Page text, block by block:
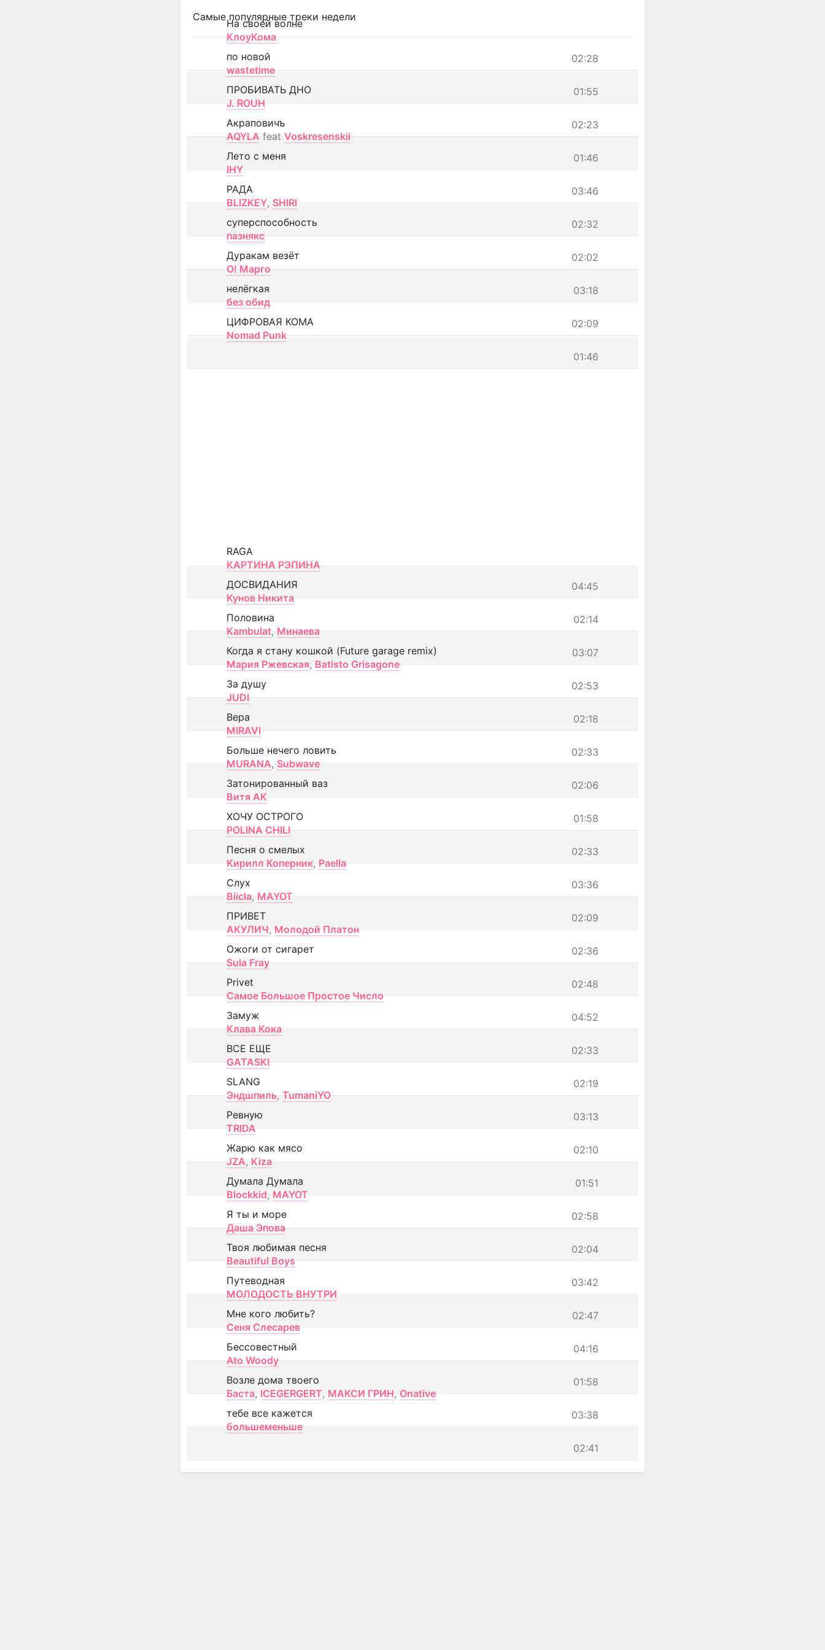
Самые популярные треки недели
На своей волне
КлоуКома
02:28
по новой
wastetime
01:55
ПРОБИВАТЬ ДНО
J. ROUH
02:23
Акраповичъ
AQYLA feat Voskresenskii
01:46
Лето с меня
IHY
03:46
РАДА
BLIZKEY, SHIRI
02:32
суперспособность
пазнякс
02:02
Дуракам везёт
О! Марго
03:18
нелёгкая
без обид
02:09
ЦИФРОВАЯ КОМА
Nomad Punk
01:46
RAGA
КАРТИНА РЭПИНА
04:45
ДОСВИДАНИЯ
Кунов Никита
02:14
Половина
Kambulat, Минаева
03:07
Когда я стану кошкой (Future garage remix)
Мария Ржевская, Batisto Grisagone
02:53
За душу
JUDI
02:18
Вера
MIRAVI
02:33
Больше нечего ловить
MURANA, Subwave
02:06
Затонированный ваз
Витя АК
01:58
ХОЧУ ОСТРОГО
POLINA CHILI
02:33
Песня о смелых
Кирилл Коперник, Paella
03:36
Слух
Biicla, MAYOT
02:09
ПРИВЕТ
АКУЛИЧ, Молодой Платон
02:36
Ожоги от сигарет
Sula Fray
02:48
Privet
Самое Большое Простое Число
04:52
Замуж
Клава Кока
02:33
ВСЕ ЕЩЕ
GATASKI
02:19
SLANG
Эндшпиль, TumaniYO
03:13
Ревную
TRIDA
02:10
Жарю как мясо
JZA, Kiza
01:51
Думала Думала
Blockkid, MAYOT
02:58
Я ты и море
Даша Эпова
02:04
Твоя любимая песня
Beautiful Boys
03:42
Путеводная
МОЛОДОСТЬ ВНУТРИ
02:47
Мне кого любить?
Сеня Слесарев
04:16
Бессовестный
Ato Woody
01:58
Возле дома твоего
Баста, ICEGERGERT, МАКСИ ГРИН, Onative
03:38
тебе все кажется
большеменьше
02:41